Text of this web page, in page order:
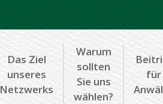
Das Ziel
unseres
Netzwerks
Warum
sollten
Sie uns
wählen?
für